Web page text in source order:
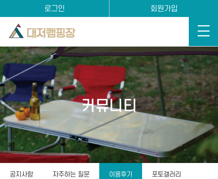
로그인 회원가입
커뮤니티
공지사항 자주하는 질문 이용후기 포토갤러리